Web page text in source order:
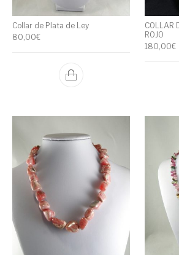
Collar de Plata de Ley
80,00€
COLLAR
ROJO
180,00€